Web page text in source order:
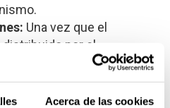
Acerca de las cookies
Una vez que el
por el
es colocado en una
gamma, que se coloca
Esta cámara detecta la